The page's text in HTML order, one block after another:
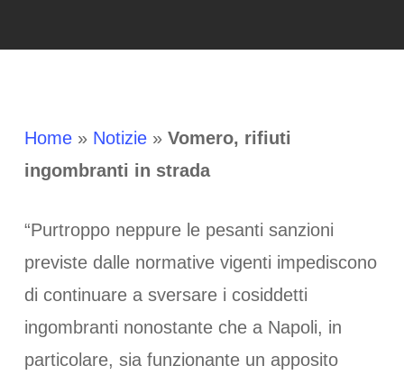
Home» Notizie» Vomero, rifiuti
ingombranti in strada
“Purtroppo neppure le pesanti sanzioni
previste dalle normative vigenti impediscono
di continuare a sversare i cosiddetti
ingombranti nonostante che a Napoli, in
particolare, sia funzionante un apposito